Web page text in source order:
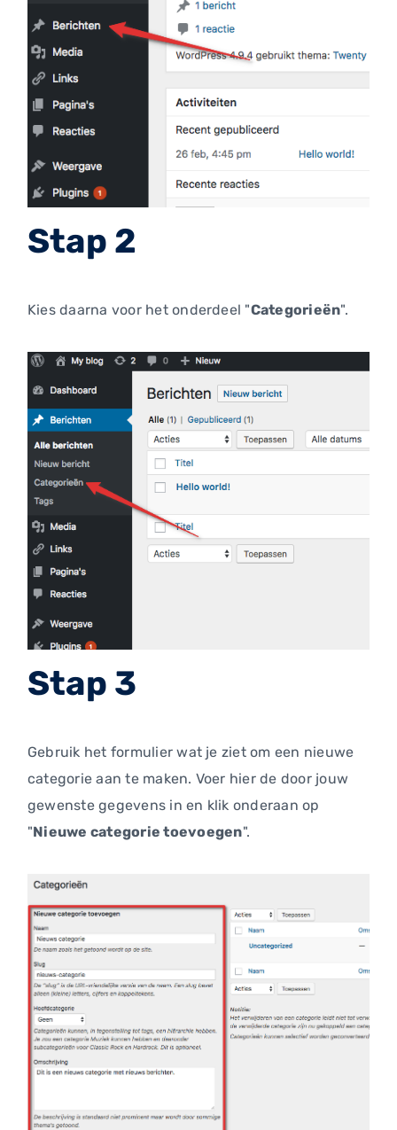
Stap 2
Kies daarna voor het onderdeel "Categorieën".
Stap 3
Gebruik het formulier wat je ziet om een nieuwe
categorie aan te maken. Voer hier de door jouw
gewenste gegevens in en klik onderaan op
"Nieuwe categorie toevoegen".